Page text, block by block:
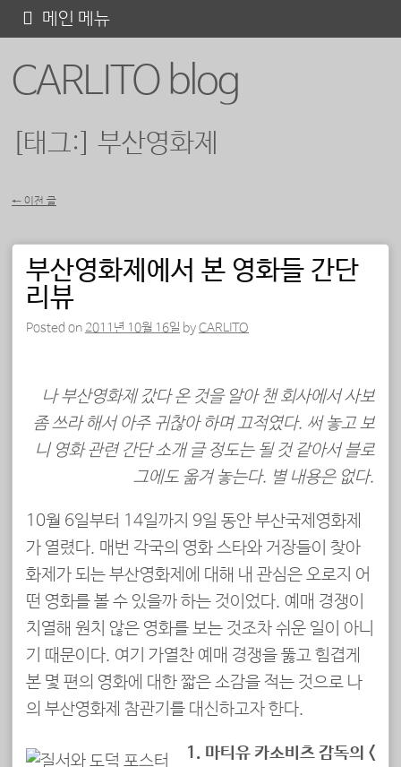
CARLITO blog
메인 메뉴
텐
[태그:] 부산영화제
← 이전 글
부산영화제에서 본 영화들 간단
리뷰
Posted on 2011년 10월 16일 byCARLITO
나 부산영화제 갔다 온 것을 알아 챈 회사에서 사보
좀 쓰라 해서 아주 귀찮아 하며 끄적였다. 써 놓고 보
니 영화 관련 간단 소개 글 정도는 될 것 같아서 블로
그에도 옮겨 놓는다. 별 내용은 없다.
10월 6일부터 14일까지 9일 동안 부산국제영화제
가 열렸다. 매번 각국의 영화 스타와 거장들이 찾아
화제가 되는 부산영화제에 대해 내 관심은 오로지 어
떤 영화를 볼 수 있을까 하는 것이었다. 예매 경쟁이
치열해 원치 않은 영화를 보는 것조차 쉬운 일이 아니
기 때문이다. 여기 가열찬 예매 경쟁을 뚫고 힘겹게
본 몇 편의 영화에 대한 짧은 소감을 적는 것으로 나
의 부산영화제 참관기를 대신하고자 한다.
1. 마티유 카소비츠 감독의 <